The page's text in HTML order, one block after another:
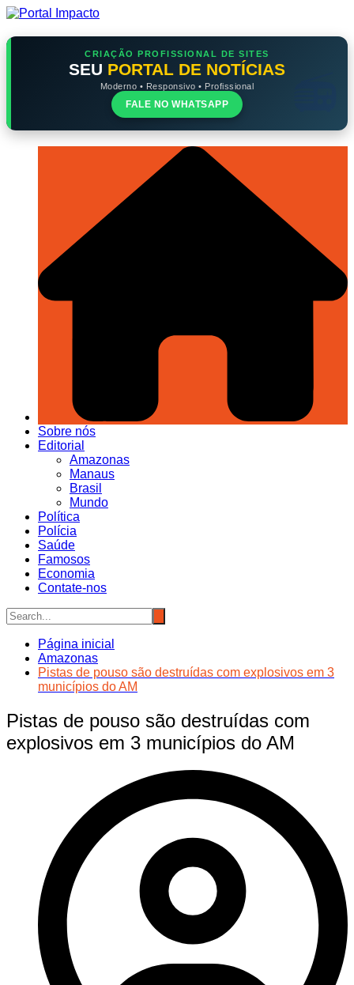
Ir
o
CRIAÇÃO PROFISSIONAL DE SITES
SEU PORTAL DE NOTÍCIAS
Moderno • Responsivo • Profissional
FALE NO WHATSAPP
Sobre nós
Editorial
Amazonas
Manaus
Brasil
Mundo
Política
Polícia
Saúde
Famosos
Economia
Contate-nos
Página inicial
Amazonas
Pistas de pouso são destruídas com explosivos em 3
municípios do AM
Pistas de pouso são destruídas com
explosivos em 3 municípios do AM